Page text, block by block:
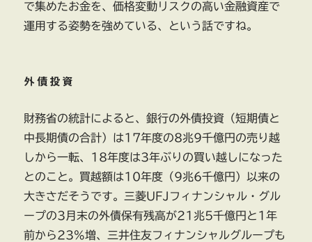
で集めたお金を、価格変動リスクの高い金融資産で
運用する姿勢を強めている、という話ですね。
外債投資
財務省の統計によると、銀行の外債投資（短期債と
中長期債の合計）は17年度の8兆9千億円の売り越
しから一転、18年度は3年ぶりの買い越しになった
とのこと。買越額は10年度（9兆6千億円）以来の
大きさだそうです。三菱UFJフィナンシャル・グル
ープの3月末の外債保有残高が21兆5千億円と1年
前から23%増、三井住友フィナンシャルグループも